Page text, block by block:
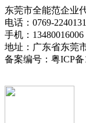
东莞市全能范企业
电话：0769-
手机：13480016006
地址：广东省东莞
备案编号：粤ICP备